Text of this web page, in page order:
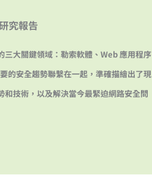
究報告
三大關鍵領域：勒索軟體、Web 應用程序
的安全趨勢聯繫在一起，準確描繪出了現
技術，以及解決當今最緊迫網路安全問